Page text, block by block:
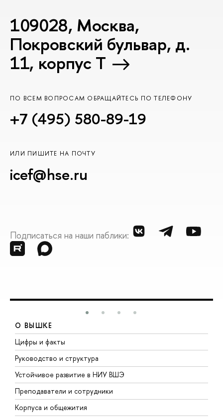
109028, Москва,
Покровский бульвар, д.
11, корпус T
ПО ВСЕМ ВОПРОСАМ ОБРАЩАЙТЕСЬ ПО ТЕЛЕФОНУ
+7 (495) 580-89-19
ИЛИ ПИШИТЕ НА ПОЧТУ
icef@hse.ru
Подписаться на наши паблики:
О ВЫШКЕ
Цифры и факты
Руководство и структура
Устойчивое развитие в НИУ ВШЭ
Преподаватели и сотрудники
Корпуса и общежития